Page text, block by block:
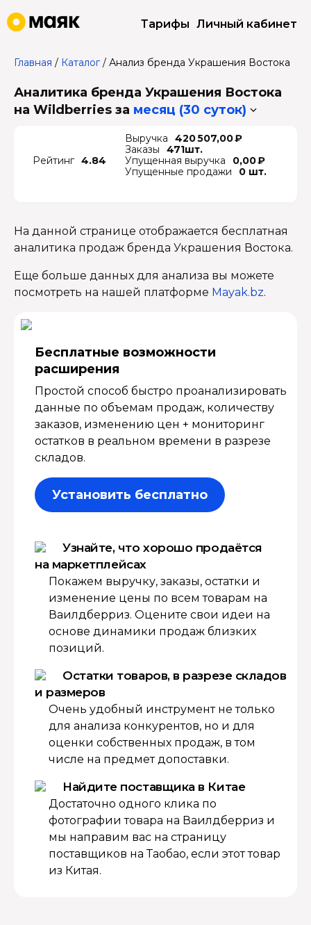
Тарифы Личный кабинет
Главная / Каталог/ Анализ бренда Украшения Востока
Аналитика бренда Украшения Востока
на Wildberries за месяц (30 суток)
Рейтинг 4.84
Выручка
420 507,00 ₽
Заказы
471шт.
Упущенная выручка
0,00 ₽
Упущенные продажи
0 шт.
На данной странице отображается бесплатная
аналитика продаж бренда Украшения Востока.
Еще больше данных для анализа вы можете
посмотреть на нашей платформе Mayak.bz.
Бесплатные возмож­ности
расширения
Простой способ быстро проанализировать
данные по объемам продаж, количеству
заказов, изменению цен + мониторинг
остатков в реальном времени в разрезе
складов.
Установить бесплатно
Узнайте, что хорошо продаётся
на маркетплейсах
Покажем выручку, заказы, остатки и
изменение цены по всем товарам на
Ваилдберриз. Оцените свои идеи на
основе динамики продаж близких
позиций.
Остатки товаров, в разрезе складов
и размеров
Очень удобный инструмент не только
для анализа конкурентов, но и для
оценки собственных продаж, в том
числе на предмет допоставки.
Найдите поставщика в Китае
Достаточно одного клика по
фотографии товара на Ваилдберриз и
мы направим вас на страницу
поставщиков на Таобао, если этот товар
из Китая.